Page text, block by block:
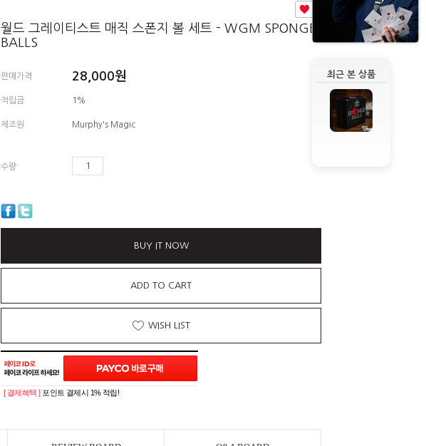
최근 본 상품
월드 그레이티스트 매직 스폰지 볼 세트 - WGM SPONGE
BALLS
판매가격 28,000원
적립금 1%
제조원 Murphy's Magic
수량
BUY IT NOW
ADD TO CART
WISH LIST
[ 결제혜택 ] 포인트 결제시 1% 적립!